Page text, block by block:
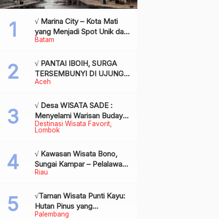
Batam
√ Marina City – Kota Mati
yang Menjadi Spot Unik dan
Bersejarah di Batam,
Aceh
√ PANTAI IBOIH, SURGA
TERSEMBUNYI DI UJUNG
BARAT INDONESIA
Destinasi Wisata Favorit
Lombok
√ Desa WISATA SADE :
Menyelami Warisan Budaya
Suku Sasak di Jantung
Riau
√ Kawasan Wisata Bono,
Sungai Kampar – Pelalawan:
Fenomena Ombak di
Mendunia, Review & Info
Palembang
√Taman Wisata Punti Kayu:
Hutan Pinus yang
Menyegarkan di Tengah